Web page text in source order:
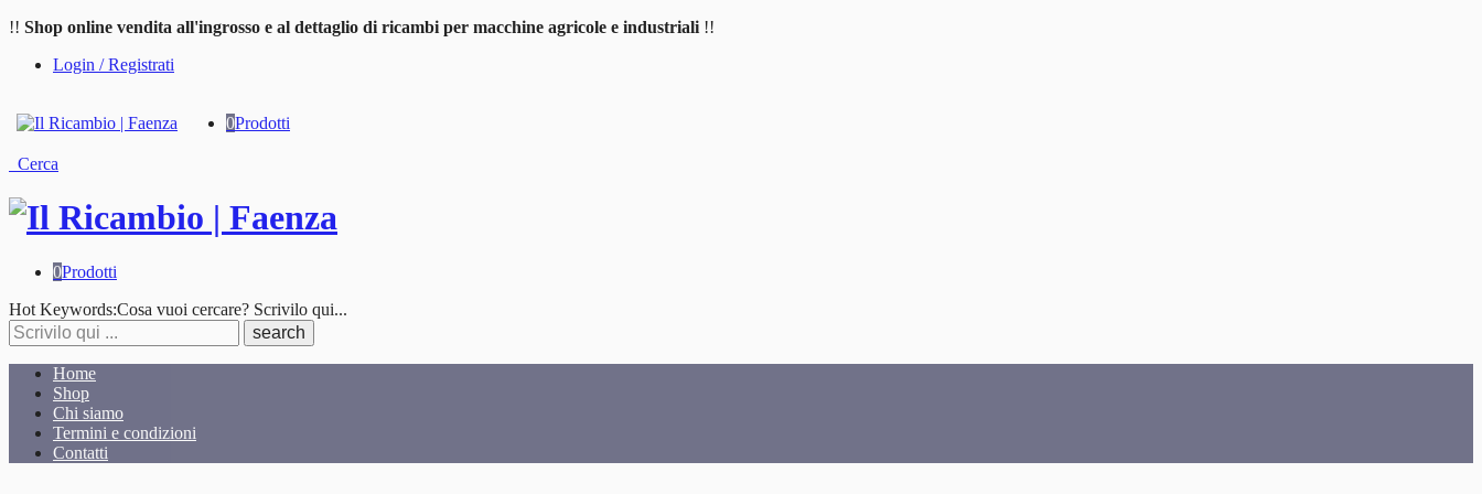
!! Shop online vendita all'ingrosso e al dettaglio di ricambi per macchine agricole e industriali !!
Login / Registrati
0Prodotti
Cerca
0Prodotti
Cosa
stai
cercando?
Hot Keywords:Cosa vuoi cercare? Scrivilo qui...
Home
Shop
Chi siamo
Termini e condizioni
Contatti